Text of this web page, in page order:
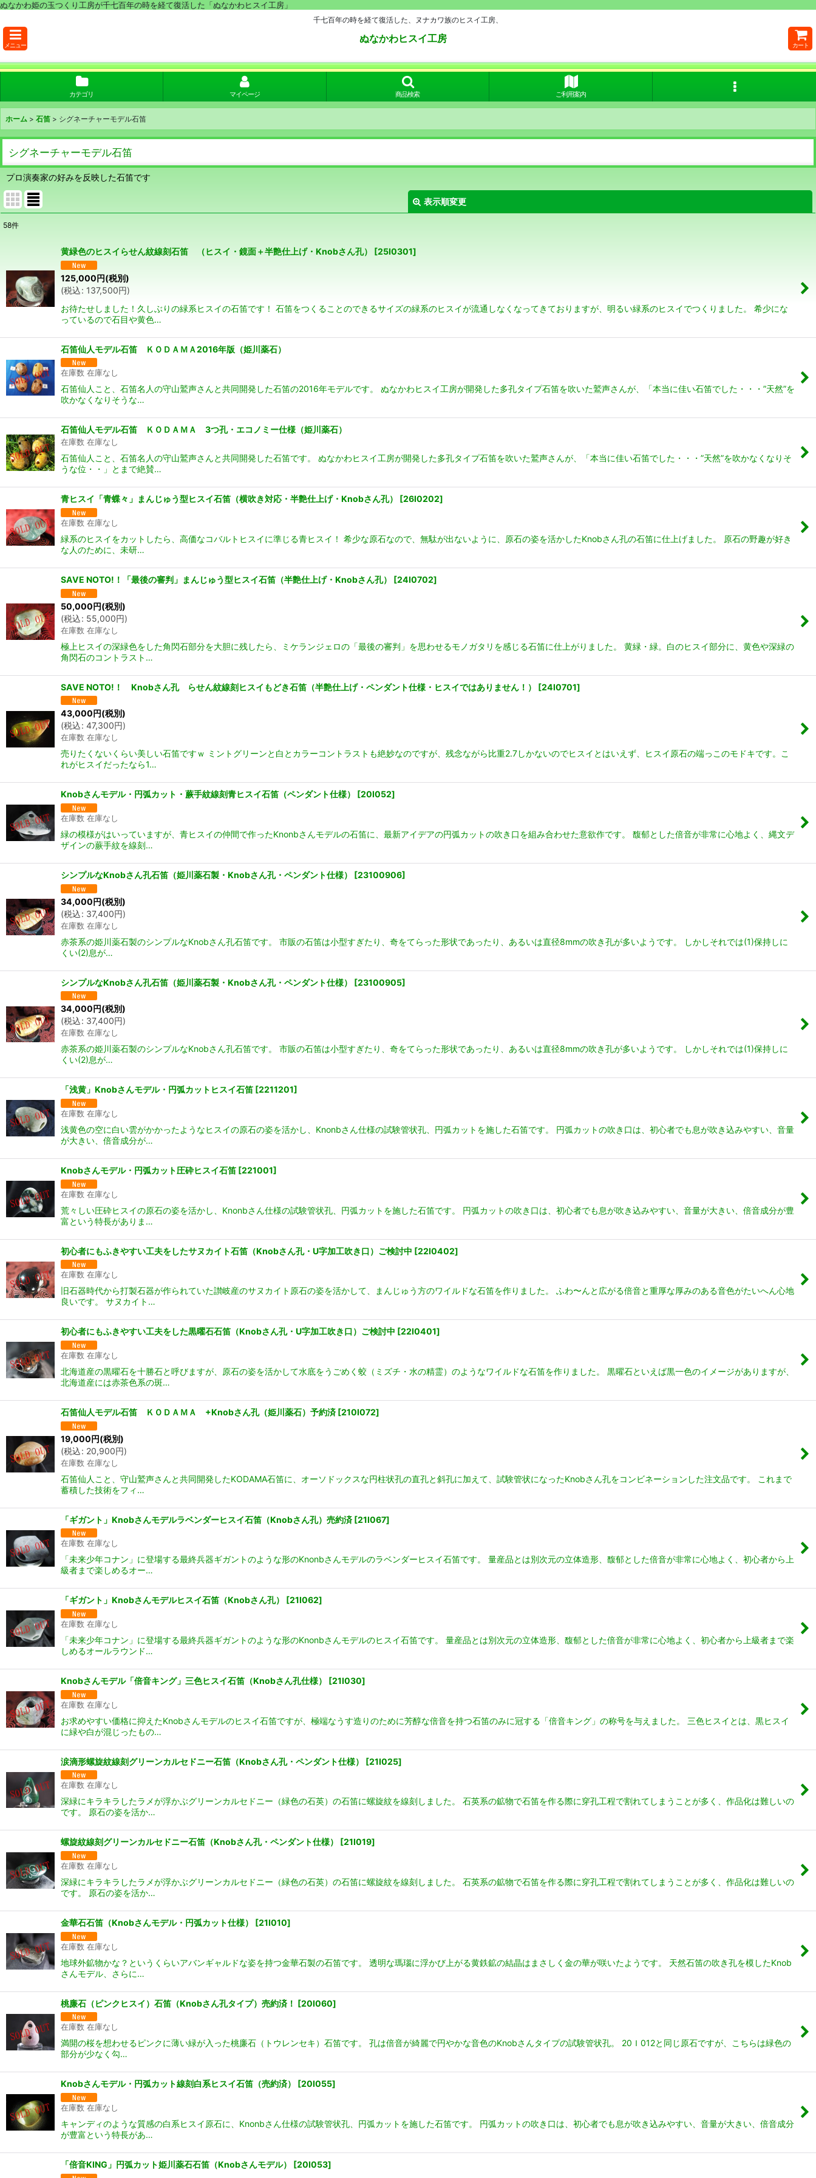
ぬなかわ姫の玉つくり工房が千七百年の時を経て復活した「ぬなかわヒスイ工房」
千七百年の時を経て復活した、ヌナカワ族のヒスイ工房、
メニュー
ぬなかわヒスイ工房
カート
カテゴリ マイページ 商品検索 ご利用案内
ホーム > 石笛 > シグネーチャーモデル石笛
シグネーチャーモデル石笛
プロ演奏家の好みを反映した石笛です
表示順変更
並び順:
絞り込む
58件
黄緑色のヒスイらせん紋線刻石笛 （ヒスイ・鏡面＋半艶仕上げ・Knobさん孔） [25I0301]
125,000円(税別)
(税込: 137,500円)
お待たせしました！久しぶりの緑系ヒスイの石笛です！ 石笛をつくることのできるサイズの緑系のヒスイが流通しなくなってきておりますが、明るい緑系のヒスイでつくりました。 希少にな
っているので石目や黄色…
石笛仙人モデル石笛 ＫＯＤＡＭＡ2016年版（姫川薬石）
在庫数 在庫なし
石笛仙人こと、石笛名人の守山鷲声さんと共同開発した石笛の2016年モデルです。 ぬなかわヒスイ工房が開発した多孔タイプ石笛を吹いた鷲声さんが、「本当に佳い石笛でした・・・”天然”を
吹かなくなりそうな…
石笛仙人モデル石笛 ＫＯＤＡＭＡ 3つ孔・エコノミー仕様（姫川薬石）
在庫数 在庫なし
石笛仙人こと、石笛名人の守山鷲声さんと共同開発した石笛です。 ぬなかわヒスイ工房が開発した多孔タイプ石笛を吹いた鷲声さんが、「本当に佳い石笛でした・・・”天然”を吹かなくなりそ
うな位・・」とまで絶賛…
青ヒスイ「青蝶々」まんじゅう型ヒスイ石笛（横吹き対応・半艶仕上げ・Knobさん孔） [26I0202]
在庫数 在庫なし
緑系のヒスイをカットしたら、高価なコバルトヒスイに準じる青ヒスイ！ 希少な原石なので、無駄が出ないように、原石の姿を活かしたKnobさん孔の石笛に仕上げました。 原石の野趣が好き
な人のために、未研…
SAVE NOTO!！「最後の審判」まんじゅう型ヒスイ石笛（半艶仕上げ・Knobさん孔） [24I0702]
50,000円(税別)
(税込: 55,000円)
在庫数 在庫なし
極上ヒスイの深緑色をした角閃石部分を大胆に残したら、ミケランジェロの「最後の審判」を思わせるモノガタリを感じる石笛に仕上がりました。 黄緑・緑。白のヒスイ部分に、黄色や深緑の
角閃石のコントラスト…
SAVE NOTO!！ Knobさん孔 らせん紋線刻ヒスイもどき石笛（半艶仕上げ・ペンダント仕様・ヒスイではありません！） [24I0701]
43,000円(税別)
(税込: 47,300円)
在庫数 在庫なし
売りたくないくらい美しい石笛ですｗ ミントグリーンと白とカラーコントラストも絶妙なのですが、残念ながら比重2.7しかないのでヒスイとはいえず、ヒスイ原石の端っこのモドキです。こ
れがヒスイだったなら1…
Knobさんモデル・円弧カット・蕨手紋線刻青ヒスイ石笛（ペンダント仕様） [20I052]
在庫数 在庫なし
緑の模様がはいっていますが、青ヒスイの仲間で作ったKnonbさんモデルの石笛に、最新アイデアの円弧カットの吹き口を組み合わせた意欲作です。 馥郁とした倍音が非常に心地よく、縄文デ
ザインの蕨手紋を線刻…
シンプルなKnobさん孔石笛（姫川薬石製・Knobさん孔・ペンダント仕様） [23100906]
34,000円(税別)
(税込: 37,400円)
在庫数 在庫なし
赤茶系の姫川薬石製のシンプルなKnobさん孔石笛です。 市販の石笛は小型すぎたり、奇をてらった形状であったり、あるいは直径8mmの吹き孔が多いようです。 しかしそれでは(1)保持しに
くい(2)息が…
シンプルなKnobさん孔石笛（姫川薬石製・Knobさん孔・ペンダント仕様） [23100905]
34,000円(税別)
(税込: 37,400円)
在庫数 在庫なし
赤茶系の姫川薬石製のシンプルなKnobさん孔石笛です。 市販の石笛は小型すぎたり、奇をてらった形状であったり、あるいは直径8mmの吹き孔が多いようです。 しかしそれでは(1)保持しに
くい(2)息が…
「浅黄」Knobさんモデル・円弧カットヒスイ石笛 [2211201]
在庫数 在庫なし
浅黄色の空に白い雲がかかったようなヒスイの原石の姿を活かし、Knonbさん仕様の試験管状孔、円弧カットを施した石笛です。 円弧カットの吹き口は、初心者でも息が吹き込みやすい、音量
が大きい、倍音成分が…
Knobさんモデル・円弧カット圧砕ヒスイ石笛 [221001]
在庫数 在庫なし
荒々しい圧砕ヒスイの原石の姿を活かし、Knonbさん仕様の試験管状孔、円弧カットを施した石笛です。 円弧カットの吹き口は、初心者でも息が吹き込みやすい、音量が大きい、倍音成分が豊
富という特長がありま…
初心者にもふきやすい工夫をしたサヌカイト石笛（Knobさん孔・U字加工吹き口）ご検討中 [22I0402]
在庫数 在庫なし
旧石器時代から打製石器が作られていた讃岐産のサヌカイト原石の姿を活かして、まんじゅう方のワイルドな石笛を作りました。 ふわ〜んと広がる倍音と重厚な厚みのある音色がたいへん心地
良いです。 サヌカイト…
初心者にもふきやすい工夫をした黒曜石石笛（Knobさん孔・U字加工吹き口）ご検討中 [22I0401]
在庫数 在庫なし
北海道産の黒曜石を十勝石と呼びますが、原石の姿を活かして水底をうごめく蛟（ミズチ・水の精霊）のようなワイルドな石笛を作りました。 黒曜石といえば黒一色のイメージがありますが、
北海道産には赤茶色系の斑…
石笛仙人モデル石笛 ＫＯＤＡＭＡ +Knobさん孔（姫川薬石）予約済 [210I072]
19,000円(税別)
(税込: 20,900円)
在庫数 在庫なし
石笛仙人こと、守山鷲声さんと共同開発したKODAMA石笛に、オーソドックスな円柱状孔の直孔と斜孔に加えて、試験管状になったKnobさん孔をコンビネーションした注文品です。 これまで
蓄積した技術をフィ…
「ギガント」Knobさんモデルラベンダーヒスイ石笛（Knobさん孔）売約済 [21I067]
在庫数 在庫なし
「未来少年コナン」に登場する最終兵器ギガントのような形のKnonbさんモデルのラベンダーヒスイ石笛です。 量産品とは別次元の立体造形、馥郁とした倍音が非常に心地よく、初心者から上
級者まで楽しめるオー…
「ギガント」Knobさんモデルヒスイ石笛（Knobさん孔） [21I062]
在庫数 在庫なし
「未来少年コナン」に登場する最終兵器ギガントのような形のKnonbさんモデルのヒスイ石笛です。 量産品とは別次元の立体造形、馥郁とした倍音が非常に心地よく、初心者から上級者まで楽
しめるオールラウンド…
Knobさんモデル「倍音キング」三色ヒスイ石笛（Knobさん孔仕様） [21I030]
在庫数 在庫なし
お求めやすい価格に抑えたKnobさんモデルのヒスイ石笛ですが、極端なうす造りのために芳醇な倍音を持つ石笛のみに冠する「倍音キング」の称号を与えました。 三色ヒスイとは、黒ヒスイ
に緑や白が混じったもの…
涙滴形螺旋紋線刻グリーンカルセドニー石笛（Knobさん孔・ペンダント仕様） [21I025]
在庫数 在庫なし
深緑にキラキラしたラメが浮かぶグリーンカルセドニー（緑色の石英）の石笛に螺旋紋を線刻しました。 石英系の鉱物で石笛を作る際に穿孔工程で割れてしまうことが多く、作品化は難しいの
です。 原石の姿を活か…
螺旋紋線刻グリーンカルセドニー石笛（Knobさん孔・ペンダント仕様） [21I019]
在庫数 在庫なし
深緑にキラキラしたラメが浮かぶグリーンカルセドニー（緑色の石英）の石笛に螺旋紋を線刻しました。 石英系の鉱物で石笛を作る際に穿孔工程で割れてしまうことが多く、作品化は難しいの
です。 原石の姿を活か…
金華石石笛（Knobさんモデル・円弧カット仕様） [21I010]
在庫数 在庫なし
地球外鉱物かな？というくらいアバンギャルドな姿を持つ金華石製の石笛です。 透明な瑪瑙に浮かび上がる黄鉄鉱の結晶はまさしく金の華が咲いたようです。 天然石笛の吹き孔を模したKnob
さんモデル、さらに…
桃廉石（ピンクヒスイ）石笛（Knobさん孔タイプ）売約済！ [20I060]
在庫数 在庫なし
満開の桜を想わせるピンクに薄い緑が入った桃廉石（トウレンセキ）石笛です。 孔は倍音が綺麗で円やかな音色のKnobさんタイプの試験管状孔。 20Ｉ012と同じ原石ですが、こちらは緑色の
部分が少なく勾…
Knobさんモデル・円弧カット線刻白系ヒスイ石笛（売約済） [20I055]
在庫数 在庫なし
キャンディのような質感の白系ヒスイ原石に、Knonbさん仕様の試験管状孔、円弧カットを施した石笛です。 円弧カットの吹き口は、初心者でも息が吹き込みやすい、音量が大きい、倍音成分
が豊富という特長があ…
「倍音KING」円弧カット姫川薬石石笛（Knobさんモデル） [20I053]